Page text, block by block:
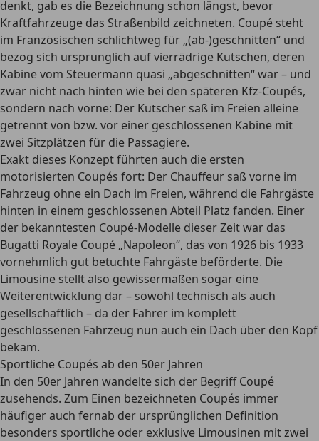
denkt, gab es die Bezeichnung schon längst, bevor
Kraftfahrzeuge das Straßenbild zeichneten. Coupé steht
im Französischen schlichtweg für „(ab-)geschnitten“ und
bezog sich ursprünglich auf vierrädrige Kutschen, deren
Kabine vom Steuermann quasi „abgeschnitten“ war – und
zwar nicht nach hinten wie bei den späteren Kfz-Coupés,
sondern nach vorne: Der Kutscher saß im Freien alleine
getrennt von bzw. vor einer geschlossenen Kabine mit
zwei Sitzplätzen für die Passagiere.
Exakt dieses Konzept führten auch die ersten
motorisierten Coupés fort: Der Chauffeur saß vorne im
Fahrzeug ohne ein Dach im Freien, während die Fahrgäste
hinten in einem geschlossenen Abteil Platz fanden. Einer
der bekanntesten Coupé-Modelle dieser Zeit war das
Bugatti Royale Coupé „Napoleon“, das von 1926 bis 1933
vornehmlich gut betuchte Fahrgäste beförderte. Die
Limousine stellt also gewissermaßen sogar eine
Weiterentwicklung dar – sowohl technisch als auch
gesellschaftlich – da der Fahrer im komplett
geschlossenen Fahrzeug nun auch ein Dach über den Kopf
bekam.
Sportliche Coupés ab den 50er Jahren
In den 50er Jahren wandelte sich der Begriff Coupé
zusehends. Zum Einen bezeichneten Coupés immer
häufiger auch fernab der ursprünglichen Definition
besonders sportliche oder exklusive Limousinen mit zwei